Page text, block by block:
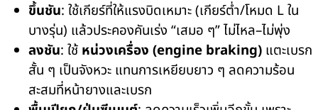
ขึ้นชัน: ใช้เกียร์ที่ให้แรงบิดเหมาะ (เกียร์ต่ำ/โหมด L ใน
บางรุ่น) แล้วประคองคันเร่ง “เสมอ ๆ” ไม่ไหล–ไม่พุ่ง
ลงชัน: ใช้ หน่วงเครื่อง (engine braking) แตะเบรก
สั้น ๆ เป็นจังหวะ แทนการเหยียบยาว ๆ ลดความร้อน
สะสมที่หน้ายางและเบรก